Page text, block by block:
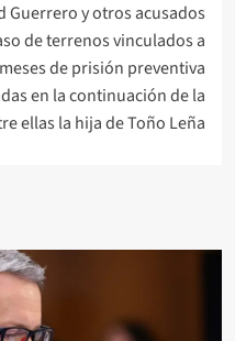
Guerrero y otros acusados
de terrenos vinculados a
de prisión preventiva
en la continuación de la
ellas la hija de Toño Leña